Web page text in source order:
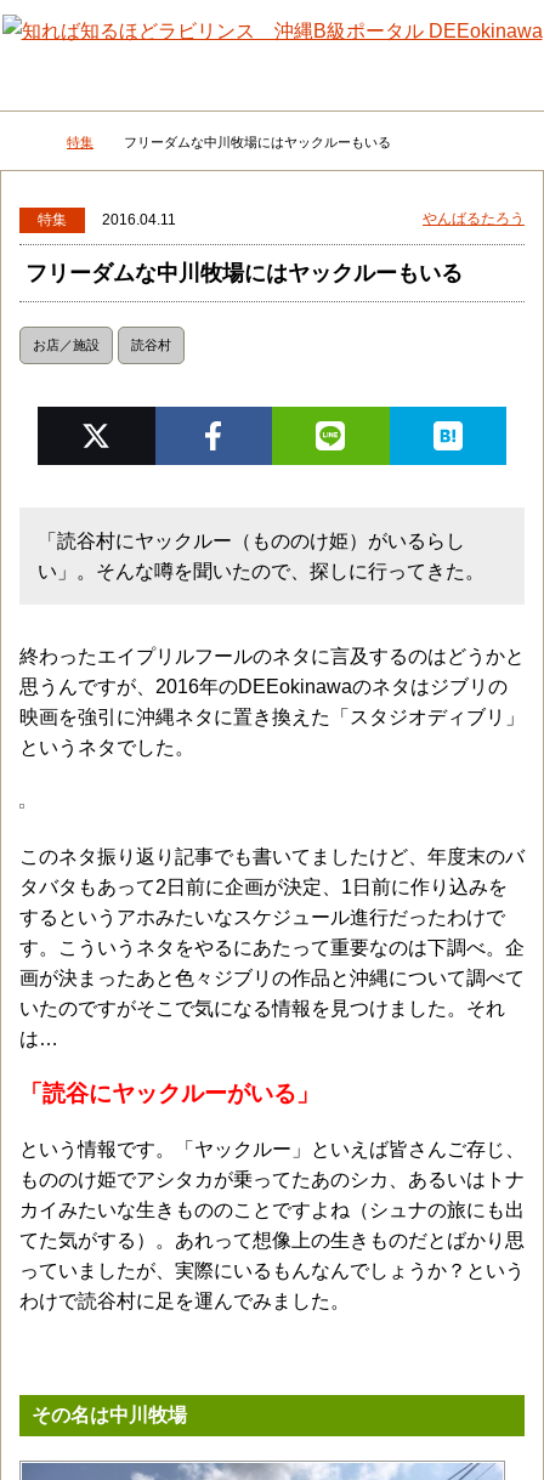
メニュー 検
DEEokinawaトップ
特集 フリーダムな中川牧場にはヤックルーもいる
特集 2016.04.11 やんばるたろう
フリーダムな中川牧場にはヤックルーもいる
お店／施設 読谷村
「読谷村にヤックルー（もののけ姫）がいるらし
い」。そんな噂を聞いたので、探しに行ってきた。
終わったエイプリルフールのネタに言及するのはどうかと
思うんですが、2016年のDEEokinawaのネタはジブリの
映画を強引に沖縄ネタに置き換えた「スタジオディブリ」
というネタでした。
このネタ振り返り記事でも書いてましたけど、年度末のバ
タバタもあって2日前に企画が決定、1日前に作り込みを
するというアホみたいなスケジュール進行だったわけで
す。こういうネタをやるにあたって重要なのは下調べ。企
画が決まったあと色々ジブリの作品と沖縄について調べて
いたのですがそこで気になる情報を見つけました。それ
は…
「読谷にヤックルーがいる」
という情報です。「ヤックルー」といえば皆さんご存じ、
もののけ姫でアシタカが乗ってたあのシカ、あるいはトナ
カイみたいな生きもののことですよね（シュナの旅にも出
てた気がする）。あれって想像上の生きものだとばかり思
っていましたが、実際にいるもんなんでしょうか？という
わけで読谷村に足を運んでみました。
その名は中川牧場